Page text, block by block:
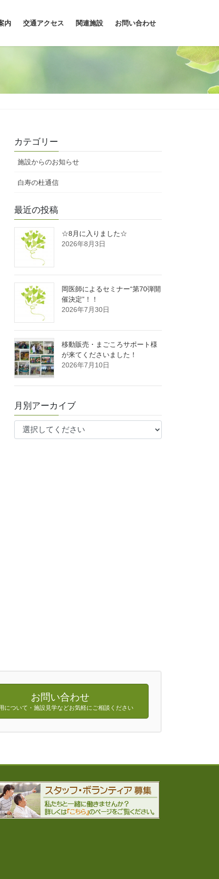
内 交通アクセス 関連施設 お問い合わせ
カテゴリー
施設からのお知らせ
白寿の杜通信
最近の投稿
☆8月に入りました☆
2026年8月3日
岡医師によるセミナー“第70弾開
催決定”！！
2026年7月30日
移動販売・まごころサポート様
が来てくださいました！
2026年7月10日
月別アーカイブ
お問い合わせ
について・施設見学などお気軽にご相談ください